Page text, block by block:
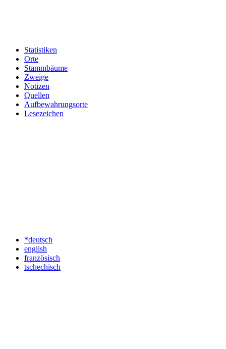
Statistiken
Orte
Stammbäume
Zweige
Notizen
Quellen
Aufbewahrungsorte
Lesezeichen
*deutsch
english
französisch
tschechisch